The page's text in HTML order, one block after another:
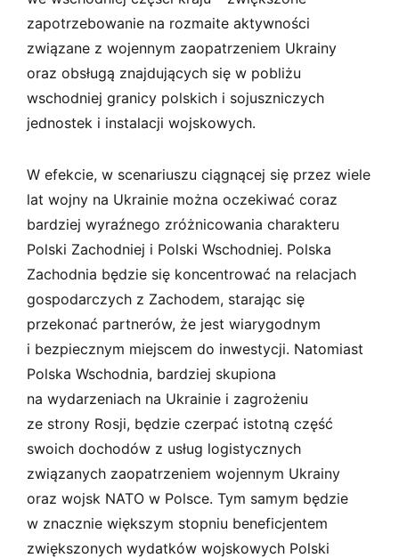
zapotrzebowanie na rozmaite aktywności
związane z wojennym zaopatrzeniem Ukrainy
oraz obsługą znajdujących się w pobliżu
wschodniej granicy polskich i sojuszniczych
jednostek i instalacji wojskowych.
W efekcie, w scenariuszu ciągnącej się przez wiele
lat wojny na Ukrainie można oczekiwać coraz
bardziej wyraźnego zróżnicowania charakteru
Polski Zachodniej i Polski Wschodniej. Polska
Zachodnia będzie się koncentrować na relacjach
gospodarczych z Zachodem, starając się
przekonać partnerów, że jest wiarygodnym
i bezpiecznym miejscem do inwestycji. Natomiast
Polska Wschodnia, bardziej skupiona
na wydarzeniach na Ukrainie i zagrożeniu
ze strony Rosji, będzie czerpać istotną część
swoich dochodów z usług logistycznych
związanych zaopatrzeniem wojennym Ukrainy
oraz wojsk NATO w Polsce. Tym samym będzie
w znacznie większym stopniu beneficjentem
zwiększonych wydatków wojskowych Polski